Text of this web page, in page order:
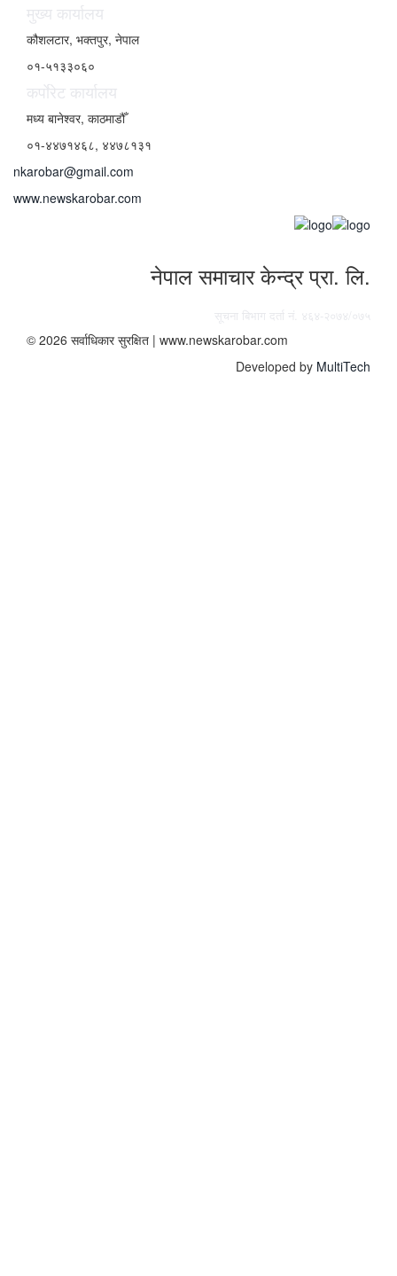
मुख्य कार्यालय
कौशलटार, भक्तपुर, नेपाल
०१-५१३३०६०
कर्पाेरेट कार्यालय
मध्य बानेश्वर, काठमाडौँ
०१-४४७१४६८, ४४७८१३१
nkarobar@gmail.com
www.newskarobar.com
नेपाल समाचार केन्द्र प्रा. लि.
सूचना बिभाग दर्ता नं. ४६४-२०७४/०७५
© 2026 सर्वाधिकार सुरक्षित | www.newskarobar.com
Developed by MultiTech